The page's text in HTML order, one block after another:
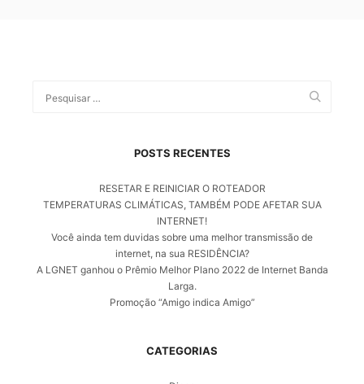
POSTS RECENTES
RESETAR E REINICIAR O ROTEADOR
TEMPERATURAS CLIMÁTICAS, TAMBÉM PODE AFETAR SUA
INTERNET!
Você ainda tem duvidas sobre uma melhor transmissão de
internet, na sua RESIDÊNCIA?
A LGNET ganhou o Prêmio Melhor Plano 2022 de Internet Banda
Larga.
Promoção “Amigo indica Amigo”
CATEGORIAS